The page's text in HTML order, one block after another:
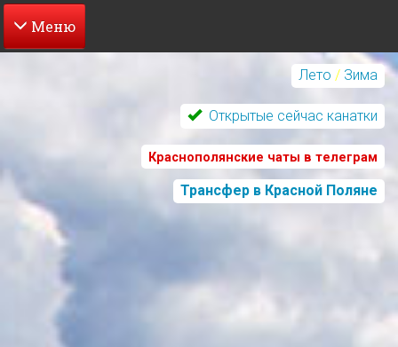
Перейти
Лето / Зима
Открытые сейчас канатки
Краснополянские чаты в телеграм
Трансфер в Красной Поляне